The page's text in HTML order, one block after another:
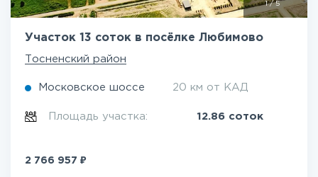
1/5
Участок 13 соток в посёлке Любимово
Тосненский район
Московское шоссе 20 км от КАД
Площадь участка: 12.86 соток
2 766 957 ₽